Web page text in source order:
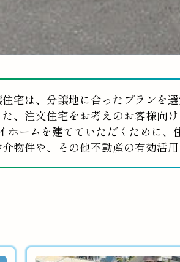
宅は、分譲地に合ったプランを
た、注文住宅をお考えのお客様向
ホームを建てていただくために、
物件や、その他不動産の有効活